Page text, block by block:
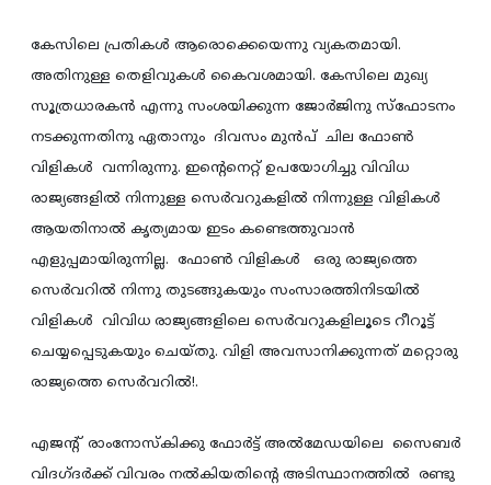
കേസിലെ പ്രതികള്‍ ആരൊക്കെയെന്നു വ്യകതമായി.
അതിനുള്ള തെളിവുകള്‍ കൈവശമായി. കേസിലെ മുഖ്യ
സൂത്രധാരകന്‍ എന്നു സംശയിക്കുന്ന ജോര്‍ജിനു സ്ഫോടനം
നടക്കുന്നതിനു ഏതാനും ദിവസം മുന്‍പ് ചില ഫോണ്‍
വിളികള്‍ വന്നിരുന്നു. ഇന്റെനെറ്റ് ഉപയോഗിച്ചു വിവിധ
രാജ്യങ്ങളില്‍ നിന്നുള്ള സെര്‍വറുകളില്‍ നിന്നുള്ള വിളികള്‍
ആയതിനാല്‍ കൃത്യമായ ഇടം കണ്ടെത്തുവാന്‍
എളുപ്പമായിരുന്നില്ല. ഫോണ്‍ വിളികള്‍ ഒരു രാജ്യത്തെ
സെര്‍വറില്‍ നിന്നു തുടങ്ങുകയും സംസാരത്തിനിടയില്‍
വിളികള്‍ വിവിധ രാജ്യങ്ങളിലെ സെര്‍വറുകളിലൂടെ റീറൂട്ട്
ചെയ്യപ്പെടുകയും ചെയ്തു. വിളി അവസാനിക്കുന്നത്‌ മറ്റൊരു
രാജ്യത്തെ സെര്‍വറില്‍!.
എജന്റ് രാംനോസ്കിക്കു ഫോര്‍ട്ട് അല്‍മേഡയിലെ സൈബര്‍
വിദഗ്ദര്‍ക്ക് വിവരം നല്‍കിയതിന്റെ അടിസ്ഥാനത്തില്‍ രണ്ടു